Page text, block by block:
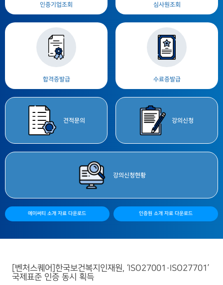
인증기업조회 심사원조회
합격증발급 수료증발급
견적문의 강의 신청
강의 신청현황
에이써티 소개 자료 다운로드 인증원 소개 자료 다운로드
[벤처스퀘어]한국보건복지인재원, ‘ISO27001·ISO27701’
국제표준 인증 동시 획득